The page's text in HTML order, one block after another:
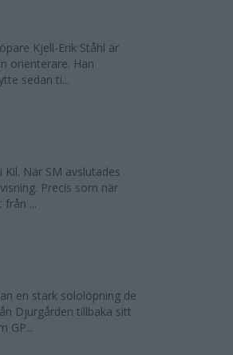
Kjell-Erik Ståhl är
orienterare. Han
sedan ti...
När SM avslutades
Precis som när
från ...
en stark sololöpning de
Djurgården tillbaka sitt
GP...